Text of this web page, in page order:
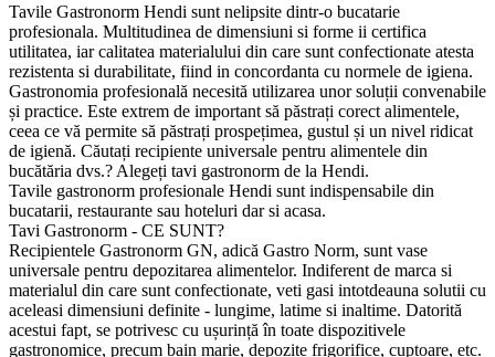
Tavile Gastronorm Hendi sunt nelipsite dintr-o bucatarie
profesionala. Multitudinea de dimensiuni si forme ii certifica
utilitatea, iar calitatea materialului din care sunt confectionate atesta
rezistenta si durabilitate, fiind in concordanta cu normele de igiena.
Gastronomia profesională necesită utilizarea unor soluții convenabile
și practice. Este extrem de important să păstrați corect alimentele,
ceea ce vă permite să păstrați prospețimea, gustul și un nivel ridicat
de igienă. Căutați recipiente universale pentru alimentele din
bucătăria dvs.? Alegeți tavi gastronorm de la Hendi.
Tavile gastronorm profesionale Hendi sunt indispensabile din
bucatarii, restaurante sau hoteluri dar si acasa.
Tavi Gastronorm - CE SUNT?
Recipientele Gastronorm GN, adică Gastro Norm, sunt vase
universale pentru depozitarea alimentelor. Indiferent de marca si
materialul din care sunt confectionate, veti gasi intotdeauna solutii cu
aceleasi dimensiuni definite - lungime, latime si inaltime. Datorită
acestui fapt, se potrivesc cu ușurință în toate dispozitivele
gastronomice, precum bain marie, depozite frigorifice, cuptoare, etc.